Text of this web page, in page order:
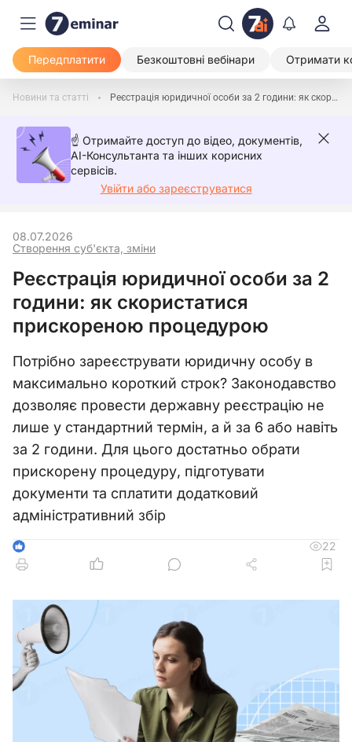
Передплатити Безкоштовні вебінари Отримати
Новини та статті Реєстрація юридичної особи за 2 години: як скористатися прискореною процедурою
☝️ Отримайте доступ до відео, документів,
AI-Консультанта та інших корисних
сервісів.
Увійти або зареєструватися
Створення суб'єкта, зміни
08.07.2026
Реєстрація юридичної особи за 2
години: як скористатися
прискореною процедурою
Потрібно зареєструвати юридичну особу в
максимально короткий строк? Законодавство
дозволяє провести державну реєстрацію не
лише у стандартний термін, а й за 6 або навіть
за 2 години. Для цього достатньо обрати
прискорену процедуру, підготувати
документи та сплатити додатковий
адміністративний збір
1 22